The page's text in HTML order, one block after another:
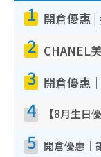
1
2
3
4
5